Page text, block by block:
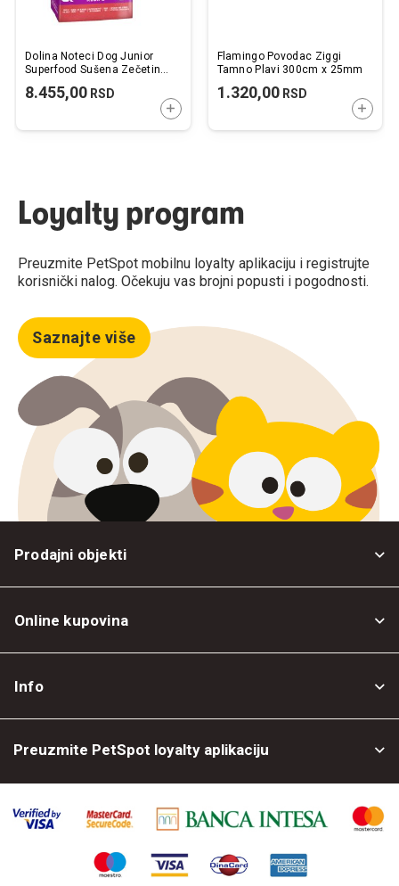
Dolina Noteci Dog Junior
Superfood Sušena Zečetina
8.455,00 RSD
DODAJTE U KORPU
Flamingo Povodac Ziggi
Tamno Plavi 300cm x 25mm
1.320,00RSD
Loyalty program
Preuzmite PetSpot mobilnu loyalty aplikaciju i registrujte
korisnički nalog. Očekuju vas brojni popusti i pogodnosti.
Saznajte više
Prodajni objekti
Online kupovina
Info
Preuzmite PetSpot loyalty aplikaciju